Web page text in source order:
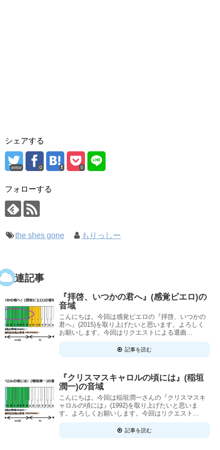
シェアする
error 0 0
フォローする
the shes gone もりっしー
関連記事
『拝啓、いつかの君へ』(感覚ピエロ)の
音域
こんにちは。今回は感覚ピエロの『拝啓、いつかの
君へ』(2015)を取り上げたいと思います。よろしく
お願いします。今回はリクエストによる選曲...
記事を読む
『クリスマスキャロルの頃には』(稲垣
潤一)の音域
こんにちは。今回は稲垣潤一さんの『クリスマスキ
ャロルの頃には』(1992)を取り上げたいと思いま
す。よろしくお願いします。今回はリクエスト...
記事を読む